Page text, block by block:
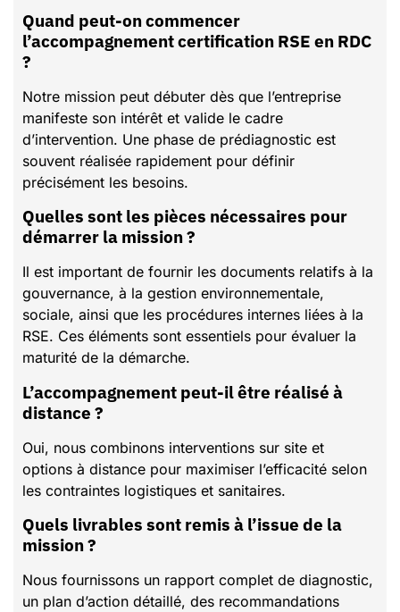
Quand peut-on commencer
l’accompagnement certification RSE en RDC
?
Notre mission peut débuter dès que l’entreprise
manifeste son intérêt et valide le cadre
d’intervention. Une phase de prédiagnostic est
souvent réalisée rapidement pour définir
précisément les besoins.
Quelles sont les pièces nécessaires pour
démarrer la mission ?
Il est important de fournir les documents relatifs à la
gouvernance, à la gestion environnementale,
sociale, ainsi que les procédures internes liées à la
RSE. Ces éléments sont essentiels pour évaluer la
maturité de la démarche.
L’accompagnement peut-il être réalisé à
distance ?
Oui, nous combinons interventions sur site et
options à distance pour maximiser l’efficacité selon
les contraintes logistiques et sanitaires.
Quels livrables sont remis à l’issue de la
mission ?
Nous fournissons un rapport complet de diagnostic,
un plan d’action détaillé, des recommandations